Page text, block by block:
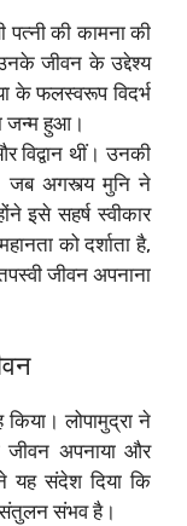
की कामना की
जीवन के उद्देश्य
के फलस्वरूप विदर्भ
जन्म हुआ।
विद्वान थीं। उनकी
जब अगस्त्य मुनि ने
इसे सहर्ष स्वीकार
को दर्शाता है,
जीवन अपनाना
किया। लोपामुद्रा ने
जीवन अपनाया और
यह संदेश दिया कि
संभव है।